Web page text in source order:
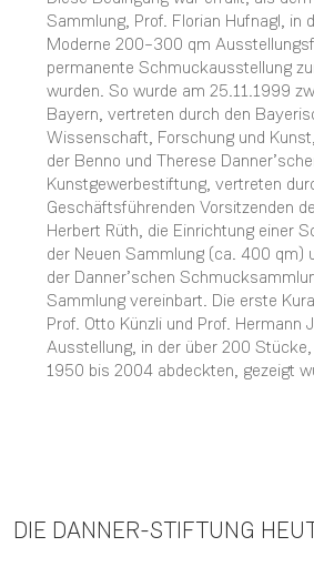
Sammlung, Prof. Florian Hufnagl, in
Moderne 200–300 qm
permanente Schmuckausstellung
wurden. So wurde am 25.11.1999
Bayern, vertreten durch den
Wissenschaft, Forschung und
der Benno und Therese
Kunstgewerbestiftung, vertreten
Geschäftsführenden Vorsitzenden
Herbert Rüth, die Einrichtung einer
der Neuen Sammlung (ca. 400 qm)
der Danner’schen
Sammlung vereinbart. Die erste
Prof. Otto Künzli und Prof. Hermann
Ausstellung, in der über 200
1950 bis 2004 abdeckten, gezeigt
DIE DANNER-STIFTUNG